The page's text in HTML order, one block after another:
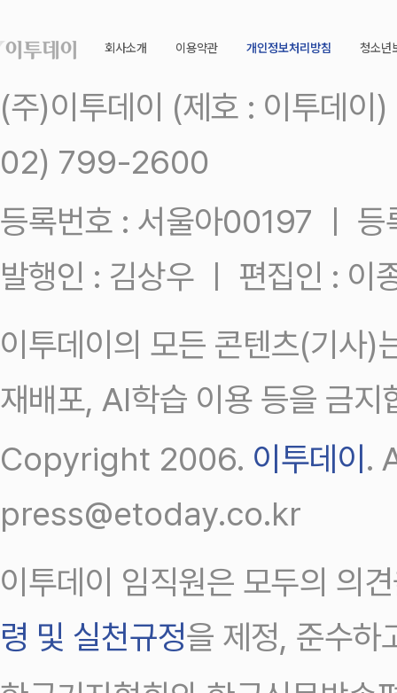
회사소개 이용약관 개인정보처리방침 청소년
(주)이투데이 (제호 : 이투데
02) 799-2600
등록번호 : 서울아00197 ㅣ
발행인 : 김상우 ㅣ 편집인 : 이
이투데이의 모든 콘텐츠(기사)
재배포, AI학습 이용 등을 금지
Copyright 2006. 이투데이.
press@etoday.co.kr
이투데이 임직원은 모두의 의
령 및 실천규정을 제정, 준수하